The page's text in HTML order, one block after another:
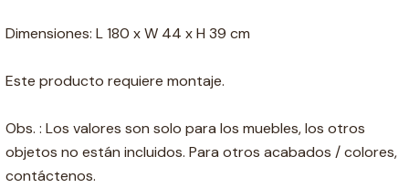
Dimensiones: L 180 x W 44 x H 39 cm
Este producto requiere montaje.
Obs. : Los valores son solo para los muebles, los otros
objetos no están incluidos. Para otros acabados / colores,
contáctenos.